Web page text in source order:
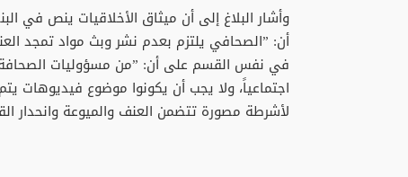
وأشار البلاغ إلى أن ميثاق الأخلاقيات ينص في
أن: ”الصحافي يلتزم بعدم نشر وبث مواد تمجد
في نفس القسم على أن: ”من مسؤوليات
اجتماعياً، ولا يجب أن يكونوا موضوع فيديوهات
لأشرطة مصورة تتضمن العنف والميوعة وانحدار